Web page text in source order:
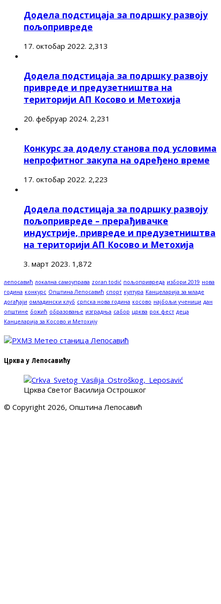
Додела подстицаја за подршку развоју
пољопривреде
17. октобар 2022. 2,313
Додела подстицаја за подршку развоју
привреде и предузетништва на
територији АП Косово и Метохија
20. фебруар 2024. 2,231
Конкурс за доделу станова под условима
непрофитног закупа на одређено време
17. октобар 2022. 2,223
Додела подстицаја за подршку развоју
пољопривреде – прерађивачке
индустрије, привреде и предузетништва
на територији АП Косово и Метохија
3. март 2023. 1,872
лепосавић локална самоуправа zoran todić пољопривреда избори 2019 нова
година конкурс Општина Лепосавић спорт култура Канцеларија за младе
догађаји омладински клуб српска нова година косово најбољи ученици дан
општине божић образовање изградња сабор црква рок фест деца
Канцеларија за Косово и Метохију
Црква у Лепосавићу
Црква Светог Василија Острошког
© Copyright 2026, Општина Лепосавић